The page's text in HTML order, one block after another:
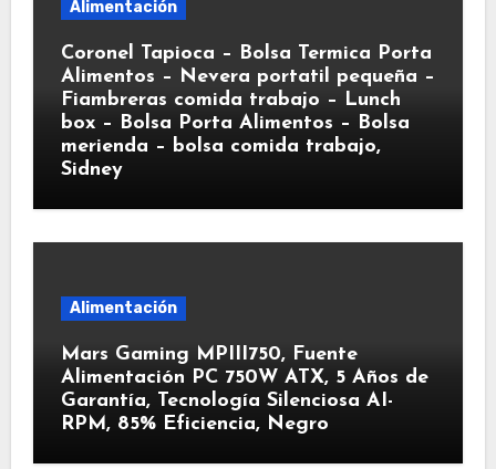
Alimentación
Coronel Tapioca – Bolsa Termica Porta
Alimentos – Nevera portatil pequeña –
Fiambreras comida trabajo – Lunch
box – Bolsa Porta Alimentos – Bolsa
merienda – bolsa comida trabajo,
Sidney
Alimentación
Mars Gaming MPIII750, Fuente
Alimentación PC 750W ATX, 5 Años de
Garantía, Tecnología Silenciosa AI-
RPM, 85% Eficiencia, Negro